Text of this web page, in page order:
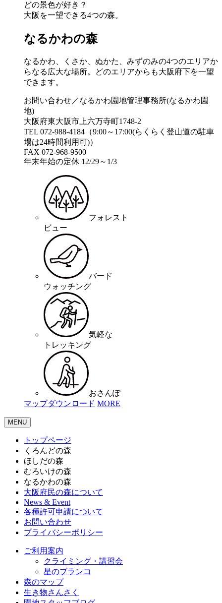
どの景色が好き？
大阪を一望できる4つの森。
なるかわの森
なるかわ、くさか、ぬかた、みずのみの4つのエリアか
らなる広大な場所。どのエリアからも大阪府下を一望
できます。
お問い合わせ／なるかわ園地管理事務所(なるかわ園
地)
大阪府東大阪市上六万寺町1748-2
TEL 072-988-4184（9:00～17:00(らくらく登山道の駐車
場は24時間利用可)）
FAX 072-968-9500
年末年始の定休 12/29～1/3
フォレスト
ビュー
バード
ウォッチング
気軽な
トレッキング
おさんぽ
マップダウンロード MORE
MENU
トップページ
くろんどの森
ほしだの森
むろいけの森
なるかわの森
大阪府民の森について
News & Event
各種許可申請について
お問い合わせ
プライバシーポリシー
ご利用案内
クライミング・講習会
星のブランコ
森のマップ
生き物さんさく